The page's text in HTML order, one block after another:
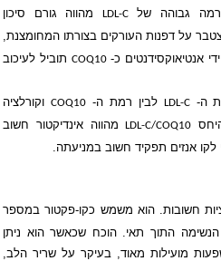
רמה גבוהה שלLDL-C מהווה גורם סיכון
על דפנות העורקים בצורתו המחומצנת,
אנטיאוקסידנטים כ-COQ10 תוביל לעיכוב
ה-LDL-C לבין רמת ה-COQ10 וקורלציה
LDL-C/COQ10מהווה אינדיקטור חשוב
אנזים תפקיד חשוב במניעתה.
חשובות. הוא משמש כקו-פקטור במספר
התוך תאי. הוכח שכאשר הוא ניתן
מועילות מאוד, בעיקר על שריר הלב,